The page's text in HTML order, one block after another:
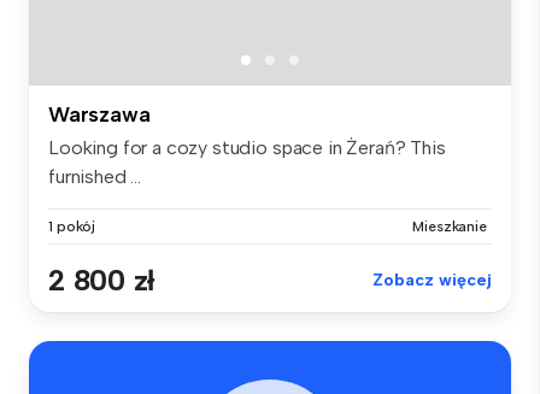
Warszawa
Looking for a cozy studio space in Żerań? This
furnished ...
1 pokój Mieszkanie
2 800 zł Zobacz więcej